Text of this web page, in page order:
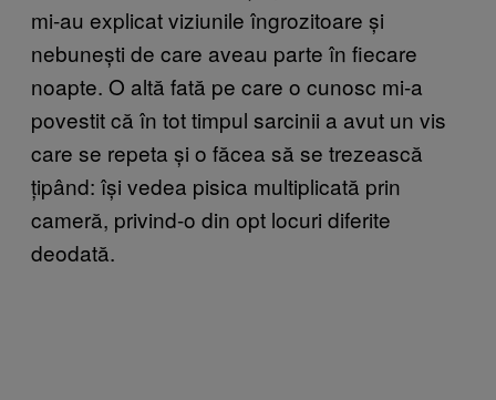
mi-au explicat viziunile îngrozitoare și
nebunești de care aveau parte în fiecare
noapte. O altă fată pe care o cunosc mi-a
povestit că în tot timpul sarcinii a avut un vis
care se repeta și o făcea să se trezească
țipând: își vedea pisica multiplicată prin
cameră, privind-o din opt locuri diferite
deodată.